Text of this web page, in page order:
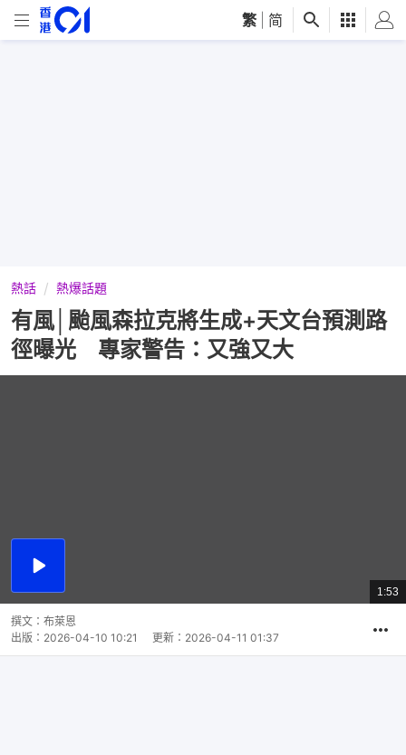
繁 简
熱話 熱爆話題
有風│颱風森拉克將生成+天文台預測路
徑曝光 專家警告：又強又大
播
總
共
1:53
撰文： 布萊恩
出版： 2026-04-10 10:21 更新： 2026-04-11 01:37